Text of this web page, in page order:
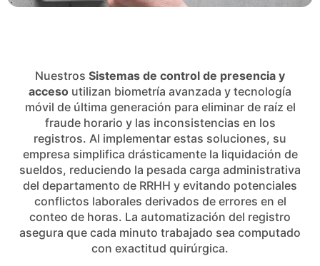
Nuestros Sistemas de control de presencia y
acceso utilizan biometría avanzada y tecnología
móvil de última generación para eliminar de raíz el
fraude horario y las inconsistencias en los
registros. Al implementar estas soluciones, su
empresa simplifica drásticamente la liquidación de
sueldos, reduciendo la pesada carga administrativa
del departamento de RRHH y evitando potenciales
conflictos laborales derivados de errores en el
conteo de horas. La automatización del registro
asegura que cada minuto trabajado sea computado
con exactitud quirúrgica.